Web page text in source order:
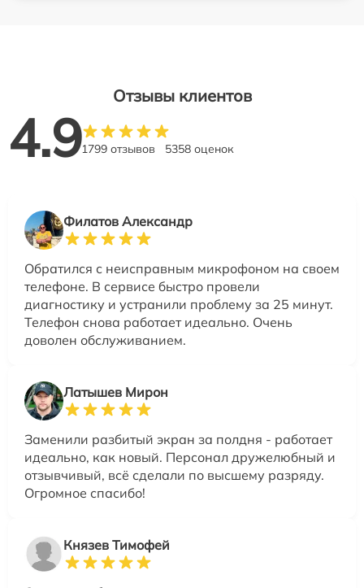
Отзывы клиентов
4.91799 отзывов 5358 оценок
Филатов Александр
Обратился с неисправным микрофоном на своем
телефоне. В сервисе быстро провели
диагностику и устранили проблему за 25 минут.
Телефон снова работает идеально. Очень
доволен обслуживанием.
Латышев Мирон
Заменили разбитый экран за полдня - работает
идеально, как новый. Персонал дружелюбный и
отзывчивый, всё сделали по высшему разряду.
Огромное спасибо!
Князев Тимофей